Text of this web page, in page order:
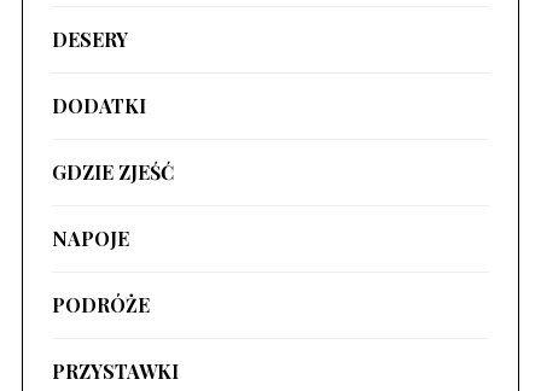
DESERY
DODATKI
GDZIE ZJEŚĆ
NAPOJE
PODRÓŻE
PRZYSTAWKI